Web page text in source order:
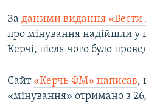
За даними видання
про мінування надійшли у
Керчі, після чого було
Сайт «Керчь ФМ» написав,
«мінування» отримано з